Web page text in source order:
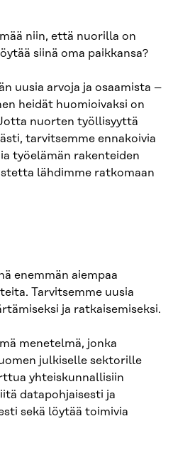
niin, että nuorilla on
siinä oma paikkansa?
uusia arvoja ja osaamista –
heidät huomioivaksi on
nuorten työllisyyttä
tarvitsemme ennakoivia
työelämän rakenteiden
lähdimme ratkomaan
enemmän aiempaa
Tarvitsemme uusia
ja ratkaisemiseksi.
menetelmä, jonka
julkiselle sektorille
yhteiskunnallisiin
datapohjaisesti ja
sekä löytää toimivia